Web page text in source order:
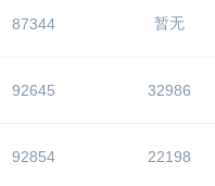
87344 暂无
92645 32986
92854 22198